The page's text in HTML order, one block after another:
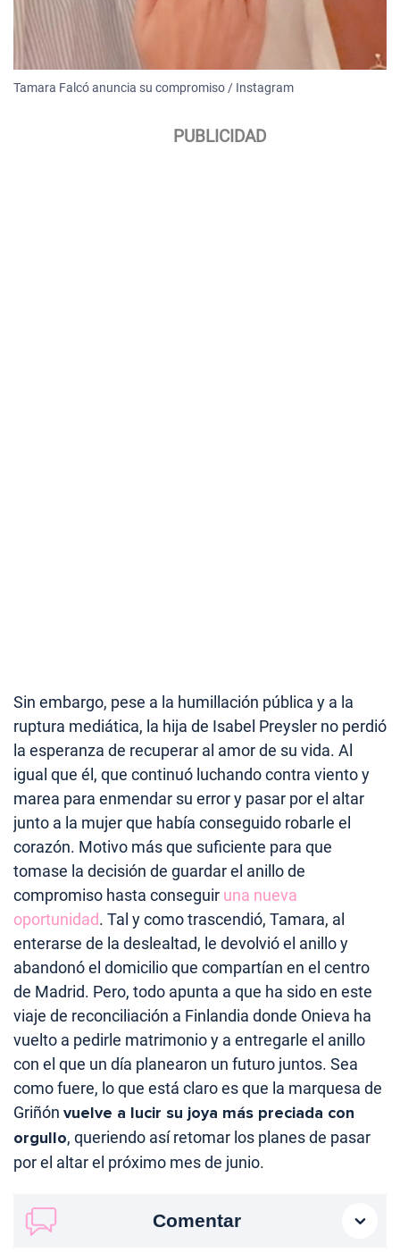
Tamara Falcó anuncia su compromiso / Instagram
Sin embargo, pese a la humillación pública y a la
ruptura mediática, la hija de Isabel Preysler no perdió
la esperanza de recuperar al amor de su vida. Al
igual que él, que continuó luchando contra viento y
marea para enmendar su error y pasar por el altar
junto a la mujer que había conseguido robarle el
corazón. Motivo más que suficiente para que
tomase la decisión de guardar el anillo de
compromiso hasta conseguir una nueva
oportunidad. Tal y como trascendió, Tamara, al
enterarse de la deslealtad, le devolvió el anillo y
abandonó el domicilio que compartían en el centro
de Madrid. Pero, todo apunta a que ha sido en este
viaje de reconciliación a Finlandia donde Onieva ha
vuelto a pedirle matrimonio y a entregarle el anillo
con el que un día planearon un futuro juntos. Sea
como fuere, lo que está claro es que la marquesa de
Griñón vuelve a lucir su joya más preciada con
orgullo, queriendo así retomar los planes de pasar
por el altar el próximo mes de junio.
Comentar